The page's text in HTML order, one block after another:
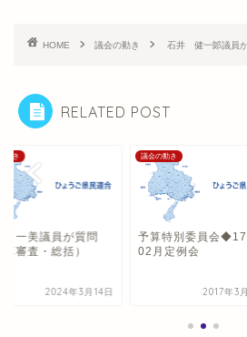
HOME 議会の動き 石井 健一郞議員が
RELATED POST
動き
一美議員が質問
算審査・総括）
2024年3月14日
議会の動き
予算特別委員会
02月定例会
2017年3